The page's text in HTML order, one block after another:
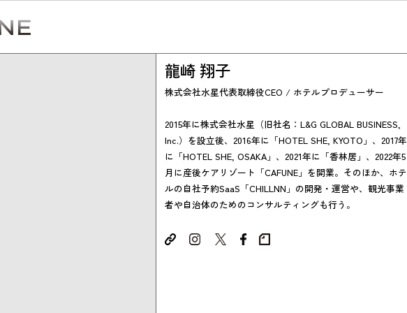
Simulation
CO₂削減効果を測る
龍崎 翔子
株式会社水星代表取締役CEO / ホテルプロデューサー
2015年に株式会社水星（旧社名：L&G GLOBAL BUSINESS,
Inc.）を設立後、2016年に「HOTEL SHE, KYOTO」、2017年
に「HOTEL SHE, OSAKA」、2021年に「香林居」、2022年5
月に産後ケアリゾート「CAFUNE」を開業。そのほか、ホテ
ルの自社予約SaaS「CHILLNN」の開発・運営や、観光事業
者や自治体のためのコンサルティングも行う。